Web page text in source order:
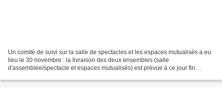
Un comité de suivi sur la salle de spectacles et les espaces mutualisés a eu
lieu le 30 novembre : la livraison des deux ensembles (salle
d'assemblée/spectacle et espaces mutualisés) est prévue à ce jour fin